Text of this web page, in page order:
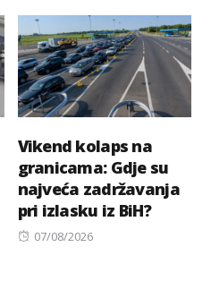
Vikend kolaps na
granicama: Gdje su
najveća zadržavanja
pri izlasku iz BiH?
Posted
07/08/2026